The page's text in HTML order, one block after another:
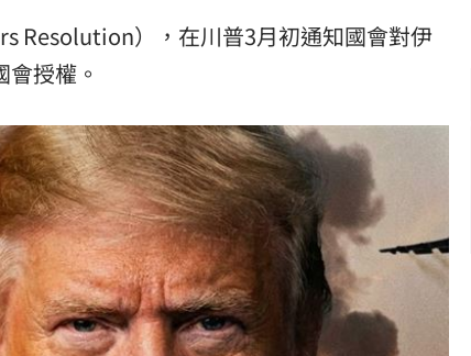
Resolution），在川普3月初通知國會對伊
授權。